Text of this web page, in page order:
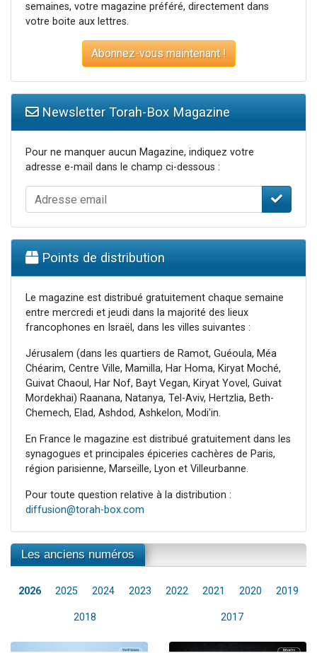
semaines, votre magazine préféré, directement dans
votre boite aux lettres.
Abonnez-vous maintenant !
Newsletter Torah-Box Magazine
Pour ne manquer aucun Magazine, indiquez votre
adresse e-mail dans le champ ci-dessous :
Points de distribution
Le magazine est distribué gratuitement chaque semaine
entre mercredi et jeudi dans la majorité des lieux
francophones en Israël, dans les villes suivantes :
Jérusalem (dans les quartiers de Ramot, Guéoula, Méa
Chéarim, Centre Ville, Mamilla, Har Homa, Kiryat Moché,
Guivat Chaoul, Har Nof, Bayt Vegan, Kiryat Yovel, Guivat
Mordekhai) Raanana, Natanya, Tel-Aviv, Hertzlia, Beth-
Chemech, Elad, Ashdod, Ashkelon, Modi'in.
En France le magazine est distribué gratuitement dans les
synagogues et principales épiceries cachères de Paris,
région parisienne, Marseille, Lyon et Villeurbanne.
Pour toute question relative à la distribution :
diffusion@torah-box.com
Les anciens numéros
2026 2025 2024 2023 2022 2021 2020 2019
2018 2017